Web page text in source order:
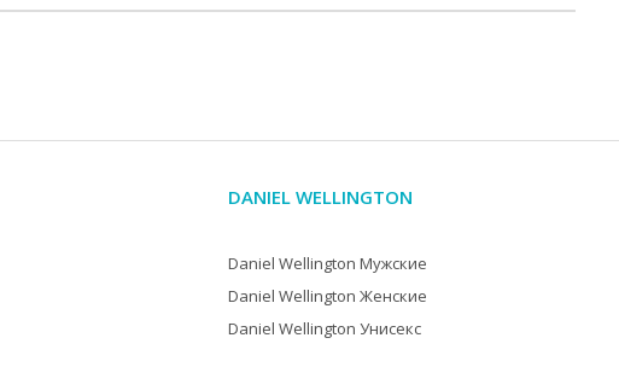
DANIEL WELLINGTON
Daniel Wellington Мужские
Daniel Wellington Женские
Daniel Wellington Унисекс